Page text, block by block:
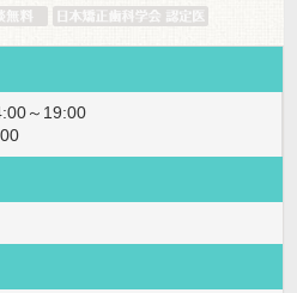
～19:00